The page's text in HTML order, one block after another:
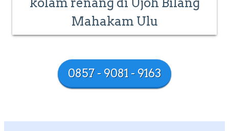
Mahakam Ulu
0857 - 9081 - 9163